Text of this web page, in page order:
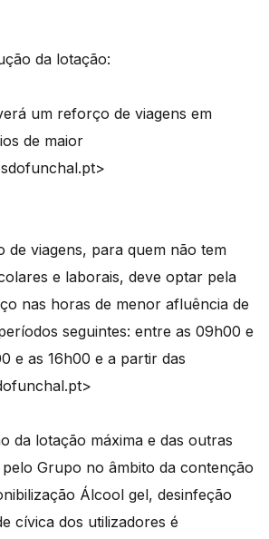
da lotação:
um reforço de viagens em
de maior
de viagens, para quem não tem
e laborais, deve optar pela
nas horas de menor afluência de
seguintes: entre as 09h00 e
e as 16h00 e a partir das
da lotação máxima e das outras
pelo Grupo no âmbito da contenção
Álcool gel, desinfeção
cívica dos utilizadores é